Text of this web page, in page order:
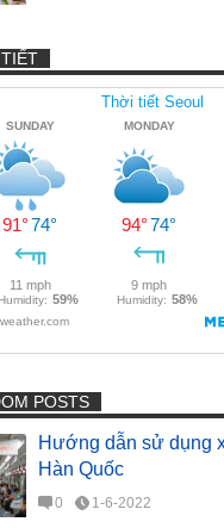
POSTS
Hướng dẫn sử dụng
Hàn Quốc
0 1-6-2022